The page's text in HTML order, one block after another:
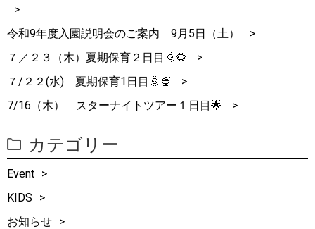
令和9年度入園説明会のご案内 9月5日（土）
７／２３（木）夏期保育２日目🌞🌻
７/２２(水) 夏期保育1日目🌞🍨
7/16（木） スターナイトツアー１日目🌟
カテゴリー
Event
KIDS
お知らせ